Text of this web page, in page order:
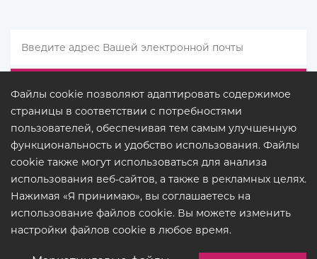
ПРАВОВЫЕ ДОКУМЕНТЫ
Файлы cookie позволяют адаптировать содержимое
страницы в соответствии с потребностями
пользователей, обеспечивая тем самым улучшенную
функциональность и удобство использования. Файлы
cookie также могут использоваться для анализа
использования веб-сайтов, а также в рекламных целях.
Нажимая «Я принимаю», вы соглашаетесь на
использование файлов cookie. Вы можете изменить
настройки файлов cookie в любое время.